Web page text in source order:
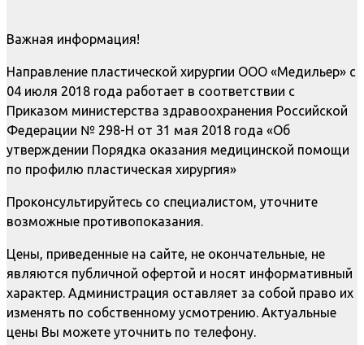
Важная информация!
Направление пластической хирургии ООО «Медильер» с
04 июля 2018 года работает в соответствии с
Приказом министерства здравоохранения Российской
Федерации № 298-Н от 31 мая 2018 года «Об
утверждении Порядка оказания медицинской помощи
по профилю пластическая хирургия»
Проконсультируйтесь со специалистом, уточните
возможные противопоказания.
Цены, приведенные на сайте, не окончательные, не
являются публичной офертой и носят информативный
характер. Администрация оставляет за собой право их
изменять по собственному усмотрению. Актуальные
цены Вы можете уточнить по телефону.